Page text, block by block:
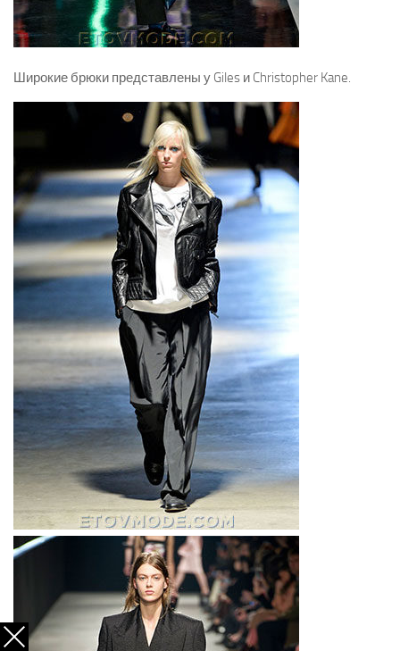
Широкие брюки представлены у Giles и Christopher Kane.